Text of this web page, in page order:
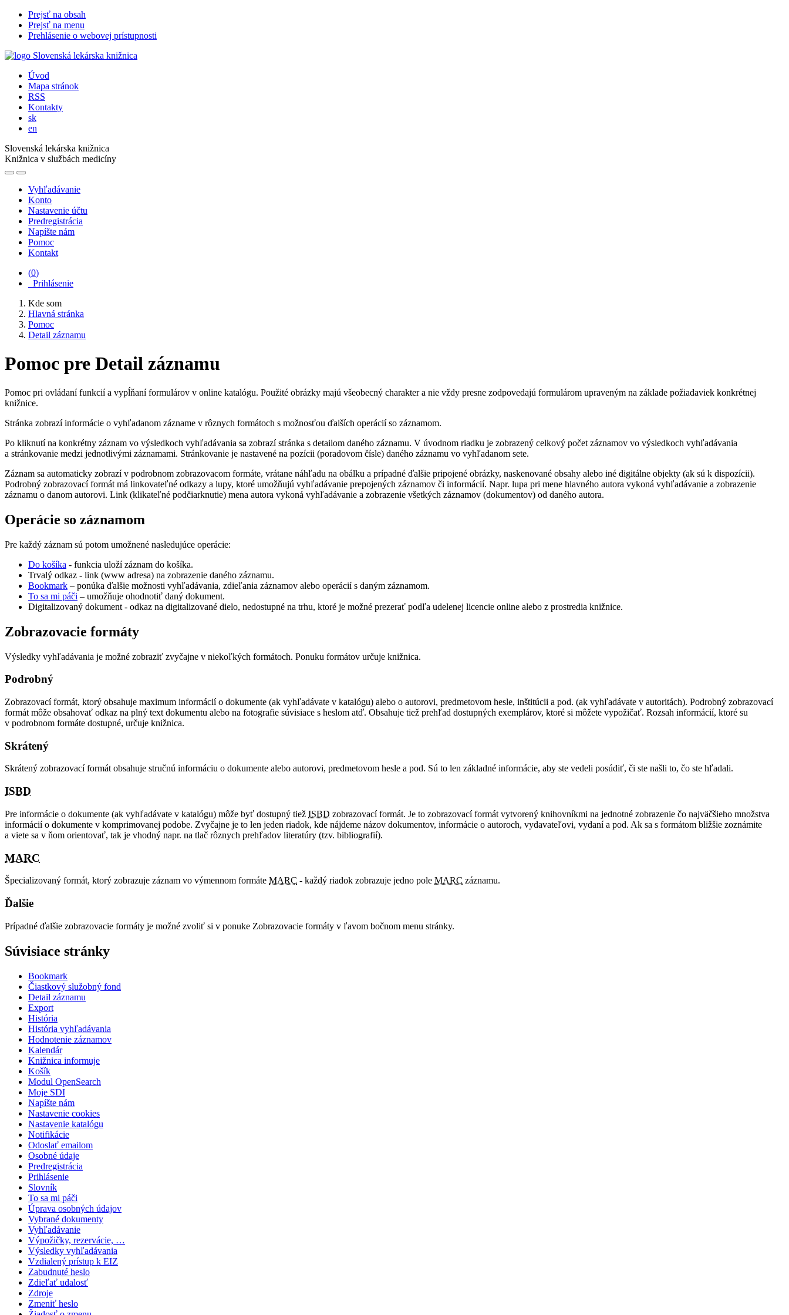
Prejsť na obsah
Prejsť na menu
Prehlásenie o webovej prístupnosti
Úvod
Mapa stránok
RSS
Kontakty
sk
en
Slovenská lekárska knižnica
Knižnica v službách medicíny
Vyhľadávanie
Konto
Nastavenie účtu
Predregistrácia
Napíšte nám
Pomoc
Kontakt
(0)
Prihlásenie
Kde som
Hlavná stránka
Pomoc
Detail záznamu
Pomoc pre Detail záznamu
Pomoc pri ovládaní funkcií a vypĺňaní formulárov v online katalógu. Použité obrázky majú všeobecný charakter a nie vždy presne zodpovedajú formulárom upraveným na základe požiadaviek konkrétnej
knižnice.
Stránka zobrazí informácie o vyhľadanom zázname v rôznych formátoch s možnosťou ďalších operácií so záznamom.
Po kliknutí na konkrétny záznam vo výsledkoch vyhľadávania sa zobrazí stránka s detailom daného záznamu. V úvodnom riadku je zobrazený celkový počet záznamov vo výsledkoch vyhľadávania
a stránkovanie medzi jednotlivými záznamami. Stránkovanie je nastavené na pozícii (poradovom čísle) daného záznamu vo vyhľadanom sete.
Záznam sa automaticky zobrazí v podrobnom zobrazovacom formáte, vrátane náhľadu na obálku a prípadné ďalšie pripojené obrázky, naskenované obsahy alebo iné digitálne objekty (ak sú k dispozícii).
Podrobný zobrazovací formát má linkovateľné odkazy a lupy, ktoré umožňujú vyhľadávanie prepojených záznamov či informácií. Napr. lupa pri mene hlavného autora vykoná vyhľadávanie a zobrazenie
záznamu o danom autorovi. Link (klikateľné podčiarknutie) mena autora vykoná vyhľadávanie a zobrazenie všetkých záznamov (dokumentov) od daného autora.
Operácie so záznamom
Pre každý záznam sú potom umožnené nasledujúce operácie:
Do košíka - funkcia uloží záznam do košíka.
Trvalý odkaz - link (www adresa) na zobrazenie daného záznamu.
Bookmark – ponúka ďalšie možnosti vyhľadávania, zdieľania záznamov alebo operácií s daným záznamom.
To sa mi páči – umožňuje ohodnotiť daný dokument.
Digitalizovaný dokument - odkaz na digitalizované dielo, nedostupné na trhu, ktoré je možné prezerať podľa udelenej licencie online alebo z prostredia knižnice.
Zobrazovacie formáty
Výsledky vyhľadávania je možné zobraziť zvyčajne v niekoľkých formátoch. Ponuku formátov určuje knižnica.
Podrobný
Zobrazovací formát, ktorý obsahuje maximum informácií o dokumente (ak vyhľadávate v katalógu) alebo o autorovi, predmetovom hesle, inštitúcii a pod. (ak vyhľadávate v autoritách). Podrobný zobrazovací
formát môže obsahovať odkaz na plný text dokumentu alebo na fotografie súvisiace s heslom atď. Obsahuje tiež prehľad dostupných exemplárov, ktoré si môžete vypožičať. Rozsah informácií, ktoré su
v podrobnom formáte dostupné, určuje knižnica.
Skrátený
Skrátený zobrazovací formát obsahuje stručnú informáciu o dokumente alebo autorovi, predmetovom hesle a pod. Sú to len základné informácie, aby ste vedeli posúdiť, či ste našli to, čo ste hľadali.
ISBD
Pre informácie o dokumente (ak vyhľadávate v katalógu) môže byť dostupný tiež ISBD zobrazovací formát. Je to zobrazovací formát vytvorený knihovníkmi na jednotné zobrazenie čo najväčšieho množstva
informácií o dokumente v komprimovanej podobe. Zvyčajne je to len jeden riadok, kde nájdeme názov dokumentov, informácie o autoroch, vydavateľovi, vydaní a pod. Ak sa s formátom bližšie zoznámite
a viete sa v ňom orientovať, tak je vhodný napr. na tlač rôznych prehľadov literatúry (tzv. bibliografií).
MARC
Špecializovaný formát, ktorý zobrazuje záznam vo výmennom formáte MARC - každý riadok zobrazuje jedno pole MARC záznamu.
Ďalšie
Prípadné ďalšie zobrazovacie formáty je možné zvoliť si v ponuke Zobrazovacie formáty v ľavom bočnom menu stránky.
Súvisiace stránky
Bookmark
Čiastkový služobný fond
Detail záznamu
Export
História
História vyhľadávania
Hodnotenie záznamov
Kalendár
Knižnica informuje
Košík
Modul OpenSearch
Moje SDI
Napíšte nám
Nastavenie cookies
Nastavenie katalógu
Notifikácie
Odoslať emailom
Osobné údaje
Predregistrácia
Prihlásenie
Slovník
To sa mi páči
Úprava osobných údajov
Vybrané dokumenty
Vyhľadávanie
Výpožičky, rezervácie, …
Výsledky vyhľadávania
Vzdialený prístup k EIZ
Zabudnuté heslo
Zdieľať udalosť
Zdroje
Zmeniť heslo